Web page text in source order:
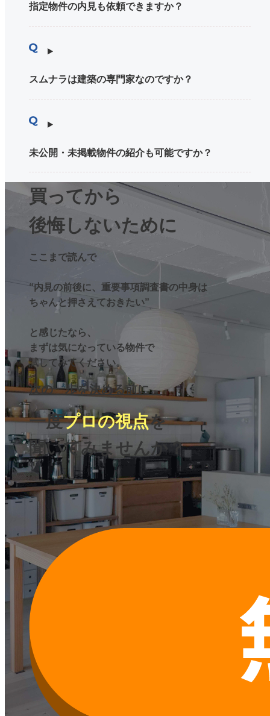
指定物件の内見も依頼できますか？
スムナラは建築の専門家なのですか？
未公開・未掲載物件の紹介も可能ですか？
買ってから
後悔しないために
ここまで読んで
“内見の前後に、重要事項調査書の中身は
ちゃんと押さえておきたい”
と感じたなら、
まずは気になっている物件で
試してみてください。
次の一歩を決める前に、
一度プロの視点を
聞いてみませんか？